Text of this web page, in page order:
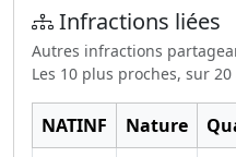
Infractions liées
Autres infractions
Les 10 plus proches, sur
NATINF Nature